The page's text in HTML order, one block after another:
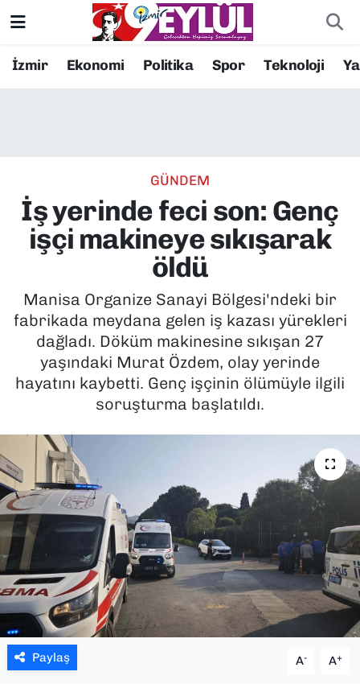
İzmir Ekonomi Politika Spor Teknoloji
GÜNDEM
İş yerinde feci son: Genç
işçi makineye sıkışarak
öldü
Manisa Organize Sanayi Bölgesi'ndeki bir
fabrikada meydana gelen iş kazası yürekleri
dağladı. Döküm makinesine sıkışan 27
yaşındaki Murat Özdem, olay yerinde
hayatını kaybetti. Genç işçinin ölümüyle ilgili
soruşturma başlatıldı.
Paylaş A- A+
Resmi İlanlar
EKONOMİ
MAGAZİN
POLİTİKA
SAĞLIK
SPOR
TEKNOLOJİ
YAŞAM
YEREL YÖNETİMLER
Konak Nöbetçi Eczaneler
Süper Lig Puan Durumu ve Fikstür
Tüm Manşetler
Son Dakika Haberleri
Haber Arşivi